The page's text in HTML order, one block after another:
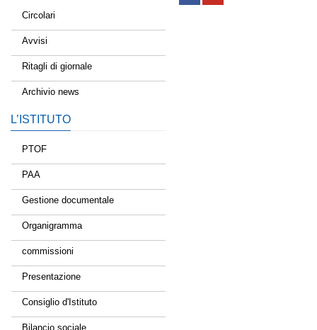
Circolari
Avvisi
Ritagli di giornale
Archivio news
L’ISTITUTO
PTOF
PAA
Gestione documentale
Organigramma
commissioni
Presentazione
Consiglio d'Istituto
Bilancio sociale